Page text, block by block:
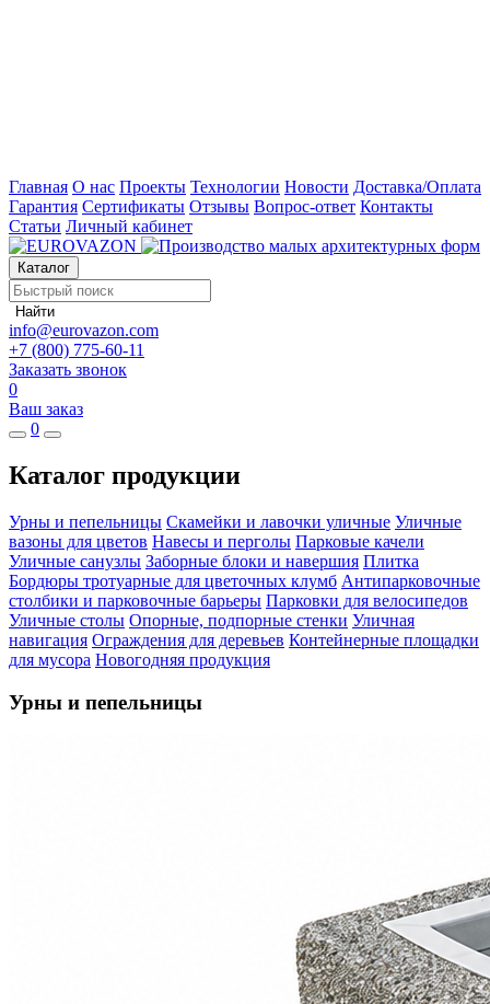
Главная О нас Проекты Технологии Новости Доставка/Оплата
Гарантия Сертификаты Отзывы Вопрос-ответ Контакты
Статьи Личный кабинет
Каталог
Найти
info@eurovazon.com
+7 (800) 775-60-11
Заказать звонок
0
Ваш заказ
0
Каталог продукции
Урны и пепельницы Скамейки и лавочки уличные Уличные
вазоны для цветов Навесы и перголы Парковые качели
Уличные санузлы Заборные блоки и навершия Плитка
Бордюры тротуарные для цветочных клумб Антипарковочные
столбики и парковочные барьеры Парковки для велосипедов
Уличные столы Опорные, подпорные стенки Уличная
навигация Ограждения для деревьев Контейнерные площадки
для мусора Новогодняя продукция
Урны и пепельницы